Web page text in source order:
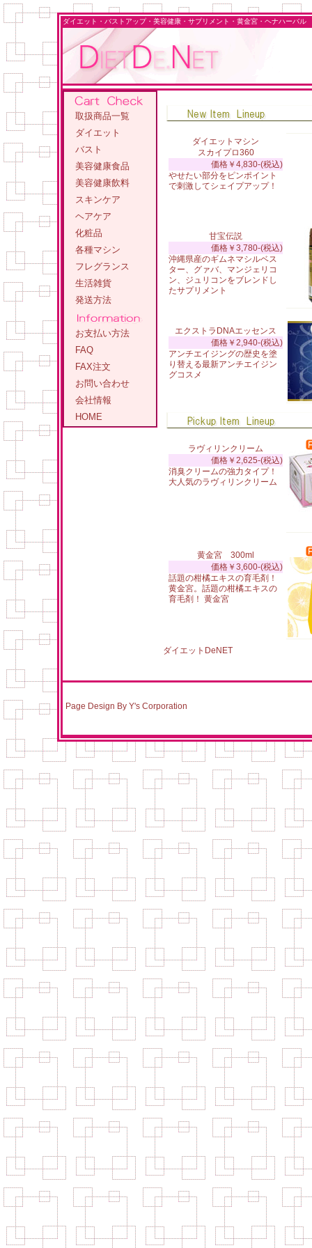
ダイエット・バストアップ・美容健康・サプリメント・黄金宮・ヘナハ
取扱商品一覧
ダイエット
バスト
美容健康食品
美容健康飲料
スキンケア
ヘアケア
化粧品
各種マシン
フレグランス
生活雑貨
発送方法
お支払い方法
FAQ
FAX注文
お問い合わせ
会社情報
HOME
ダイエットマシン
スカイプロ360
価格￥4,830-(税込)
やせたい部分をピンポイント
で刺激してシェイプアップ！
甘宝伝説
価格￥3,780-(税込)
沖縄県産のギムネマシルベス
ター、グァバ、マンジェリコ
ン、ジュリコンをブレンドし
たサプリメント
エクストラDNAエッセンス
価格￥2,940-(税込)
アンチエイジングの歴史を塗
り替える最新アンチエイジン
グコスメ
ラヴィリンクリーム
価格￥2,625-(税込)
消臭クリームの強力タイプ！
大人気のラヴィリンクリーム
黄金宮 300ml
価格￥3,600-(税込)
話題の柑橘エキスの育毛剤！
黄金宮。話題の柑橘エキスの
育毛剤！ 黄金宮
ダイエットDeNET
Page Design By Y's Corporation